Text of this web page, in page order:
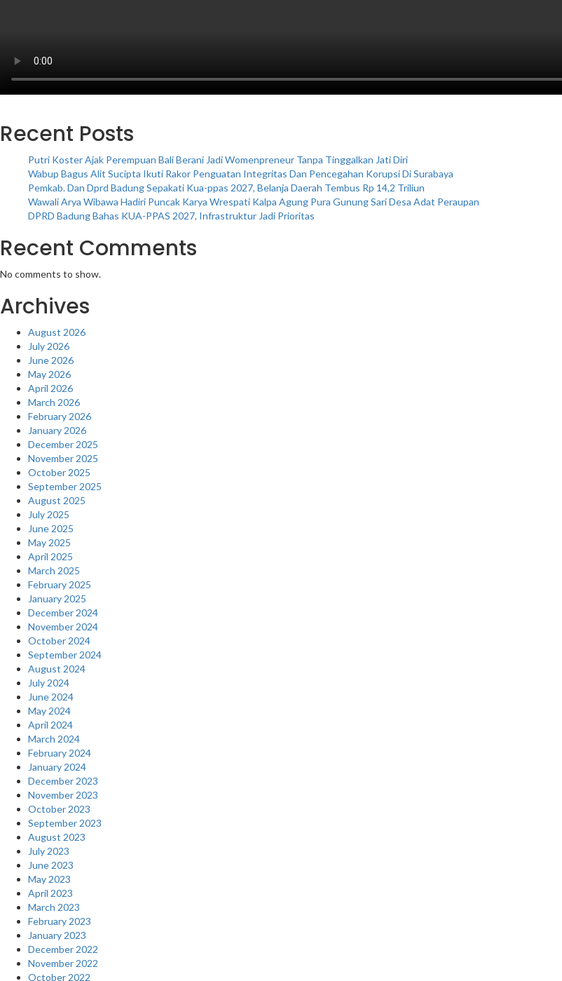
Recent Posts
Putri Koster Ajak Perempuan Bali Berani Jadi Womenpreneur Tanpa Tinggalkan Jati Diri
Wabup Bagus Alit Sucipta Ikuti Rakor Penguatan Integritas Dan Pencegahan Korupsi Di Surabaya
Pemkab. Dan Dprd Badung Sepakati Kua-ppas 2027, Belanja Daerah Tembus Rp 14,2 Triliun
Wawali Arya Wibawa Hadiri Puncak Karya Wrespati Kalpa Agung Pura Gunung Sari Desa Adat Peraupan
DPRD Badung Bahas KUA-PPAS 2027, Infrastruktur Jadi Prioritas
Recent Comments
No comments to show.
Archives
August 2026
July 2026
June 2026
May 2026
April 2026
March 2026
February 2026
January 2026
December 2025
November 2025
October 2025
September 2025
August 2025
July 2025
June 2025
May 2025
April 2025
March 2025
February 2025
January 2025
December 2024
November 2024
October 2024
September 2024
August 2024
July 2024
June 2024
May 2024
April 2024
March 2024
February 2024
January 2024
December 2023
November 2023
October 2023
September 2023
August 2023
July 2023
June 2023
May 2023
April 2023
March 2023
February 2023
January 2023
December 2022
November 2022
October 2022